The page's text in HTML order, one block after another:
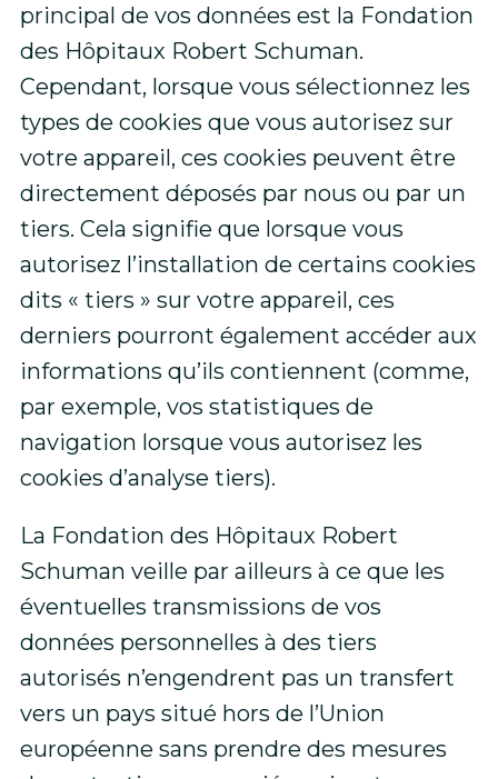
principal de vos données est la Fondation
des Hôpitaux Robert Schuman.
Cependant, lorsque vous sélectionnez les
types de cookies que vous autorisez sur
votre appareil, ces cookies peuvent être
directement déposés par nous ou par un
tiers. Cela signifie que lorsque vous
autorisez l’installation de certains cookies
dits « tiers » sur votre appareil, ces
derniers pourront également accéder aux
informations qu’ils contiennent (comme,
par exemple, vos statistiques de
navigation lorsque vous autorisez les
cookies d’analyse tiers).
La Fondation des Hôpitaux Robert
Schuman veille par ailleurs à ce que les
éventuelles transmissions de vos
données personnelles à des tiers
autorisés n’engendrent pas un transfert
vers un pays situé hors de l’Union
européenne sans prendre des mesures